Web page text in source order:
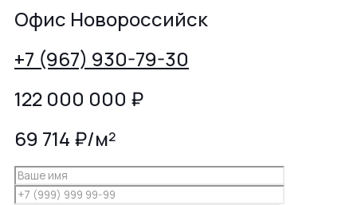
Офис Новороссийск
+7 (967) 930-79-30
122 000 000 ₽
69 714 ₽/м²